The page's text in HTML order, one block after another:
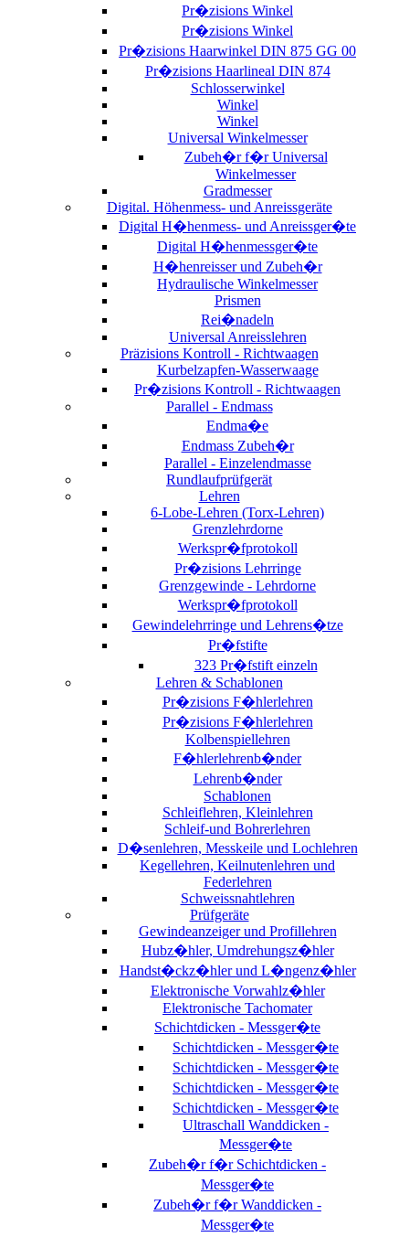
Pr�zisions Winkel
Pr�zisions Winkel
Pr�zisions Haarwinkel DIN 875 GG 00
Pr�zisions Haarlineal DIN 874
Schlosserwinkel
Winkel
Winkel
Universal Winkelmesser
Zubeh�r f�r Universal
Winkelmesser
Gradmesser
Digital. Höhenmess- und Anreissgeräte
Digital H�henmess- und Anreissger�te
Digital H�henmessger�te
H�henreisser und Zubeh�r
Hydraulische Winkelmesser
Prismen
Rei�nadeln
Universal Anreisslehren
Präzisions Kontroll - Richtwaagen
Kurbelzapfen-Wasserwaage
Pr�zisions Kontroll - Richtwaagen
Parallel - Endmass
Endma�e
Endmass Zubeh�r
Parallel - Einzelendmasse
Rundlaufprüfgerät
Lehren
6-Lobe-Lehren (Torx-Lehren)
Grenzlehrdorne
Werkspr�fprotokoll
Pr�zisions Lehrringe
Grenzgewinde - Lehrdorne
Werkspr�fprotokoll
Gewindelehrringe und Lehrens�tze
Pr�fstifte
323 Pr�fstift einzeln
Lehren & Schablonen
Pr�zisions F�hlerlehren
Pr�zisions F�hlerlehren
Kolbenspiellehren
F�hlerlehrenb�nder
Lehrenb�nder
Schablonen
Schleiflehren, Kleinlehren
Schleif-und Bohrerlehren
D�senlehren, Messkeile und Lochlehren
Kegellehren, Keilnutenlehren und
Federlehren
Schweissnahtlehren
Prüfgeräte
Gewindeanzeiger und Profillehren
Hubz�hler, Umdrehungsz�hler
Handst�ckz�hler und L�ngenz�hler
Elektronische Vorwahlz�hler
Elektronische Tachomater
Schichtdicken - Messger�te
Schichtdicken - Messger�te
Schichtdicken - Messger�te
Schichtdicken - Messger�te
Schichtdicken - Messger�te
Ultraschall Wanddicken -
Messger�te
Zubeh�r f�r Schichtdicken -
Messger�te
Zubeh�r f�r Wanddicken -
Messger�te